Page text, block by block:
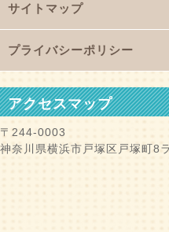
サイトマップ
プライバシーポリシー
アクセスマップ
〒244-0003
神奈川県横浜市戸塚区戸塚町8